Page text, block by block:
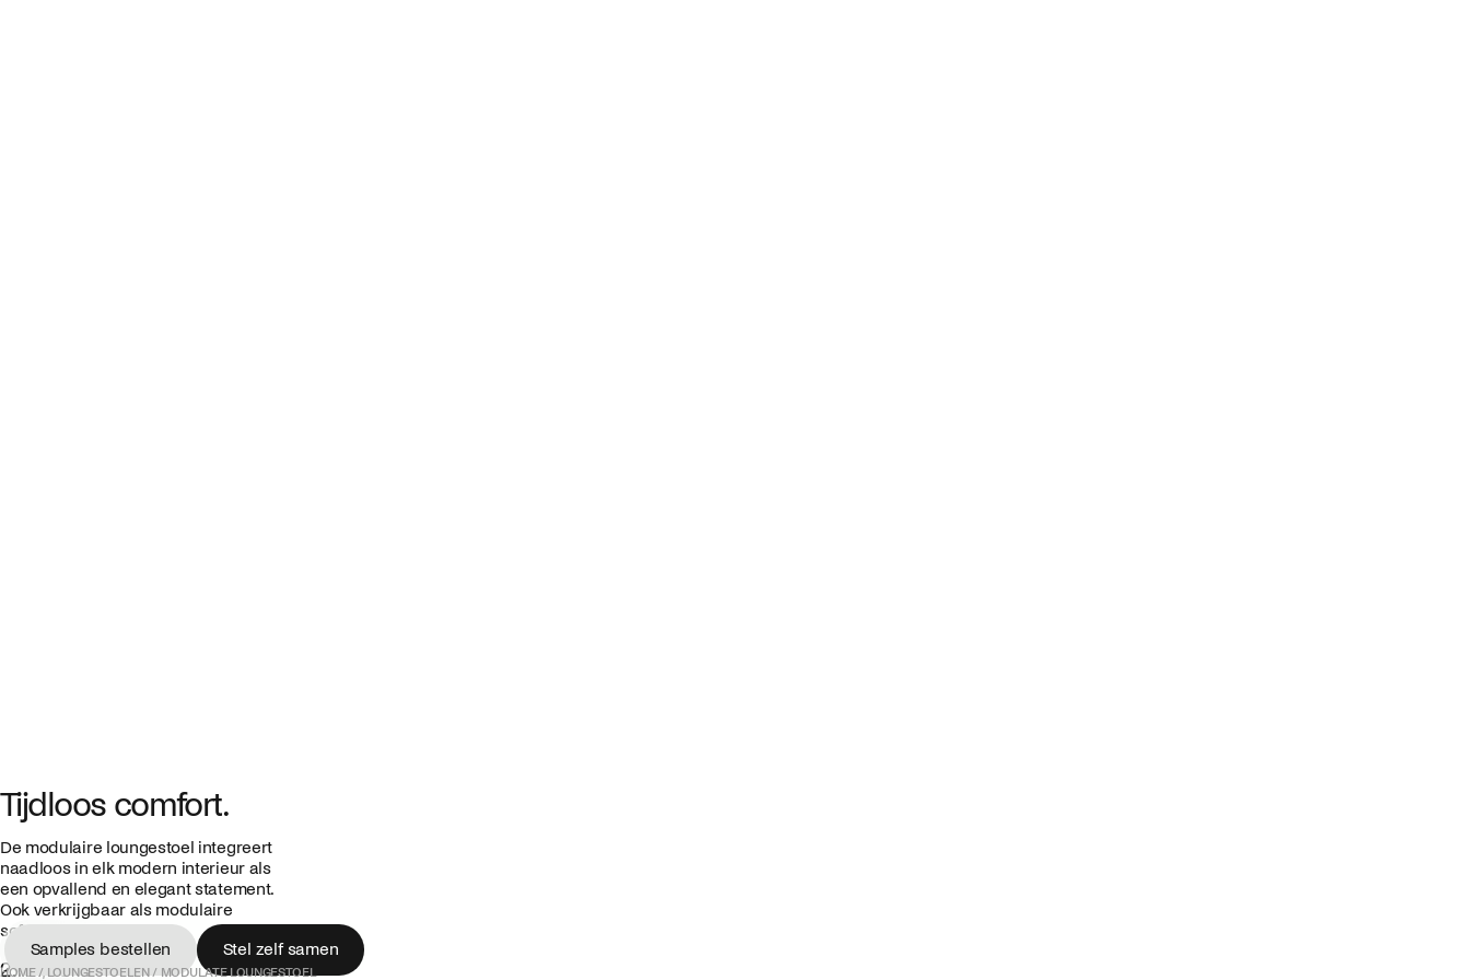
Tijdloos comfort.
De modulaire loungestoel integreert
naadloos in elk modern interieur als
een opvallend en elegant statement.
Ook verkrijgbaar als modulaire
sofa.
2.161,00 €
Samples bestellen
Samples bestellen
Stel zelf samen
Stel zelf samen
HOME/ LOUNGESTOELEN/ MODULATE LOUNGESTOEL